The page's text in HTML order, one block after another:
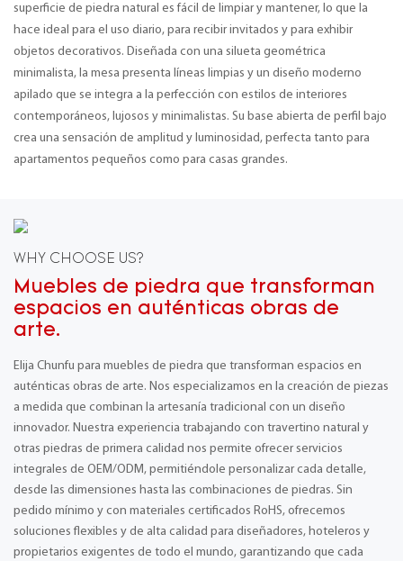
superficie de piedra natural es fácil de limpiar y mantener, lo que la
hace ideal para el uso diario, para recibir invitados y para exhibir
objetos decorativos. Diseñada con una silueta geométrica
minimalista, la mesa presenta líneas limpias y un diseño moderno
apilado que se integra a la perfección con estilos de interiores
contemporáneos, lujosos y minimalistas. Su base abierta de perfil bajo
crea una sensación de amplitud y luminosidad, perfecta tanto para
apartamentos pequeños como para casas grandes.
WHY CHOOSE US?
Muebles de piedra que transforman
espacios en auténticas obras de
arte.
Elija Chunfu para muebles de piedra que transforman espacios en
auténticas obras de arte. Nos especializamos en la creación de piezas
a medida que combinan la artesanía tradicional con un diseño
innovador. Nuestra experiencia trabajando con travertino natural y
otras piedras de primera calidad nos permite ofrecer servicios
integrales de OEM/ODM, permitiéndole personalizar cada detalle,
desde las dimensiones hasta las combinaciones de piedras. Sin
pedido mínimo y con materiales certificados RoHS, ofrecemos
soluciones flexibles y de alta calidad para diseñadores, hoteleros y
propietarios exigentes de todo el mundo, garantizando que cada